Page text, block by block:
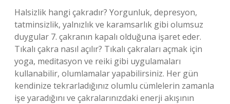
Halsizlik hangi çakradır? Yorgunluk, depresyon,
tatminsizlik, yalnızlık ve karamsarlık gibi olumsuz
duygular 7. çakranın kapalı olduğuna işaret eder.
Tıkalı çakra nasıl açılır? Tıkalı çakraları açmak için
yoga, meditasyon ve reiki gibi uygulamaları
kullanabilir, olumlamalar yapabilirsiniz. Her gün
kendinize tekrarladığınız olumlu cümlelerin zamanla
işe yaradığını ve çakralarınızdaki enerji akışının